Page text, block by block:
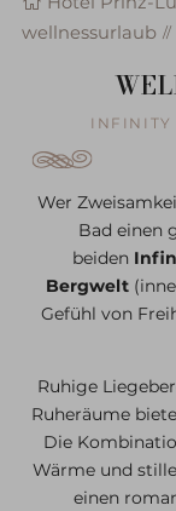
wellnessurlaub
INFINITY
Wer
Bad einen
beiden
Bergwelt
Gefühl von
Ruhige
Ruheräume
Die
Wärme und
einen